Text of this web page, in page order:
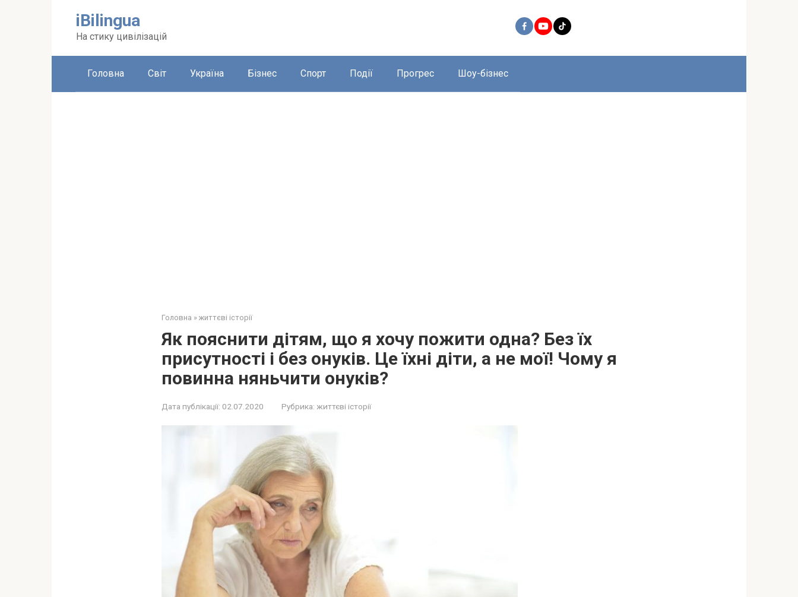
iBilingua
На стику цивілізацій
Головна Світ Україна Бізнес Спорт Події Прогрес Шоу-бізнес
Головна » життєві історії
Як пояснити дітям, що я хочу пожити одна? Без їх
присутності і без онуків. Це їхні діти, а не мої! Чому я
повинна няньчити онуків?
Дата публікації: 02.07.2020 Рубрика: життєві історії